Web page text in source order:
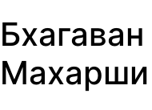
Махарши